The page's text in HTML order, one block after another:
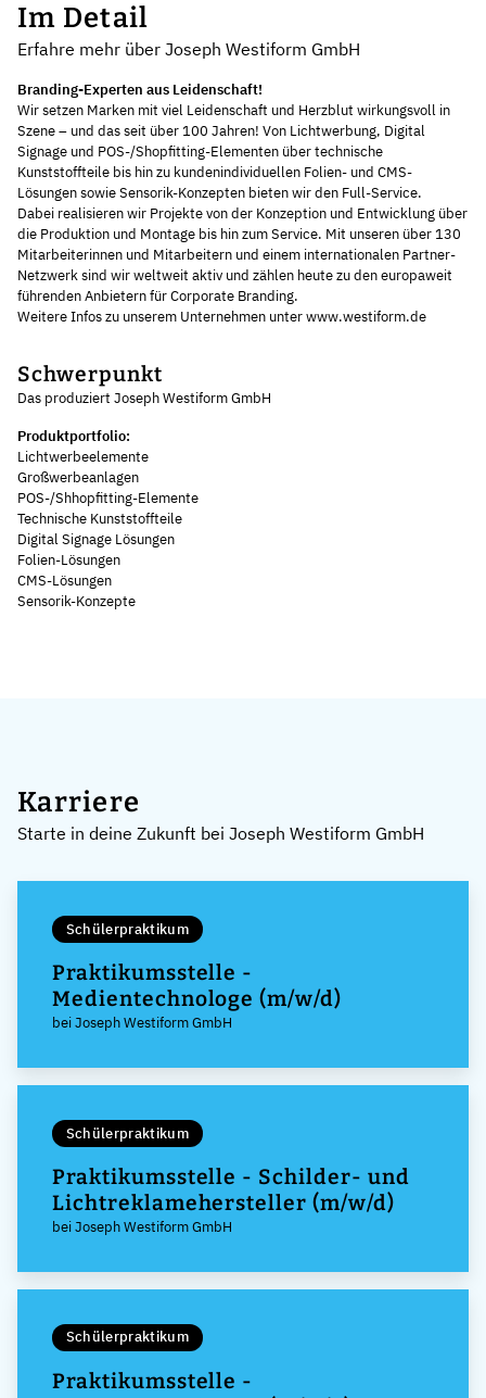
Im Detail
Erfahre mehr über Joseph Westiform GmbH
Branding-Experten aus Leidenschaft!
Wir setzen Marken mit viel Leidenschaft und Herzblut wirkungsvoll in
Szene – und das seit über 100 Jahren! Von Lichtwerbung, Digital
Signage und POS-/Shopfitting-Elementen über technische
Kunststoffteile bis hin zu kundenindividuellen Folien- und CMS-
Lösungen sowie Sensorik-Konzepten bieten wir den Full-Service.
Dabei realisieren wir Projekte von der Konzeption und Entwicklung über
die Produktion und Montage bis hin zum Service. Mit unseren über 130
Mitarbeiterinnen und Mitarbeitern und einem internationalen Partner-
Netzwerk sind wir weltweit aktiv und zählen heute zu den europaweit
führenden Anbietern für Corporate Branding.
Weitere Infos zu unserem Unternehmen unter www.westiform.de
Schwerpunkt
Das produziert Joseph Westiform GmbH
Produktportfolio:
Lichtwerbeelemente
Großwerbeanlagen
POS-/Shhopfitting-Elemente
Technische Kunststoffteile
Digital Signage Lösungen
Folien-Lösungen
CMS-Lösungen
Sensorik-Konzepte
Karriere
Starte in deine Zukunft bei Joseph Westiform GmbH
Schülerpraktikum
Praktikumsstelle -
Medientechnologe (m/w/d)
bei Joseph Westiform GmbH
Schülerpraktikum
Praktikumsstelle - Schilder- und
Lichtreklamehersteller (m/w/d)
bei Joseph Westiform GmbH
Schülerpraktikum
Praktikumsstelle -